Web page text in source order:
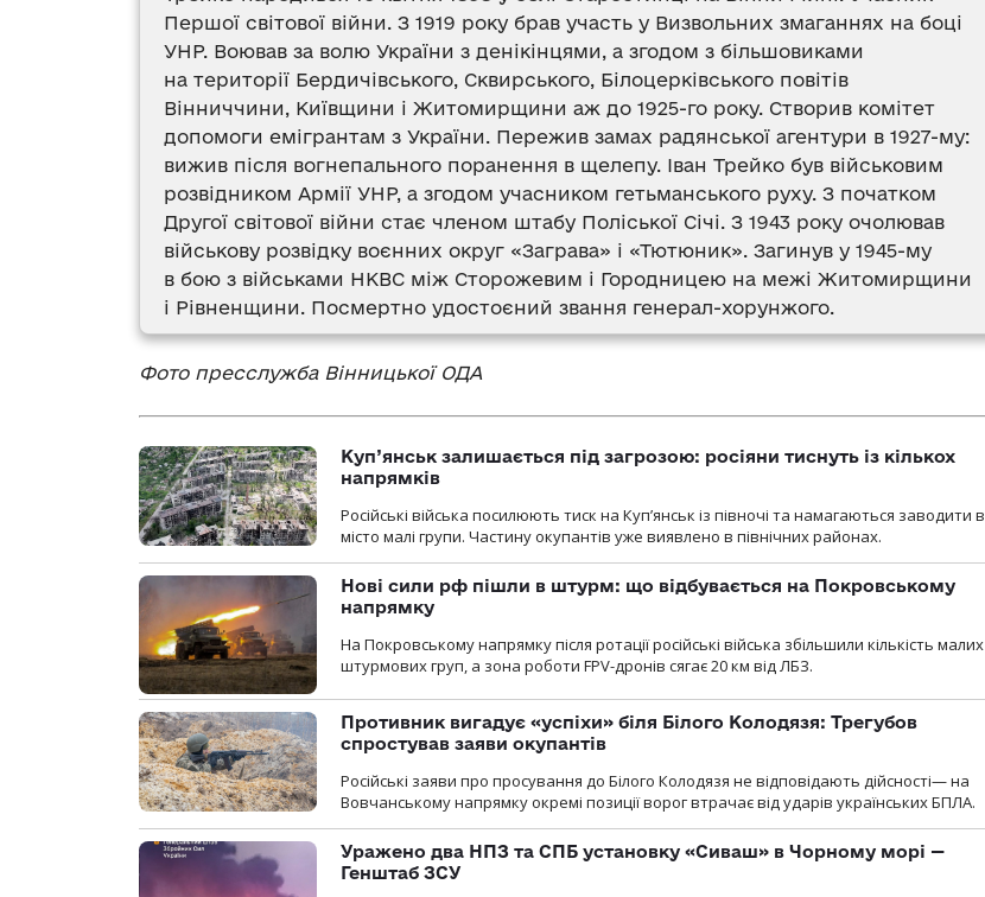
Першої світової війни. З 1919 року брав участь у Визвольних змаганнях на боці
УНР. Воював за волю України з денікінцями, а згодом з більшовиками
на території Бердичівського, Сквирського, Білоцерківського повітів
Вінниччини, Київщини і Житомирщини аж до 1925-го року. Створив комітет
допомоги емігрантам з України. Пережив замах радянської агентури в 1927-му:
вижив після вогнепального поранення в щелепу. Іван Трейко був військовим
розвідником Армії УНР, а згодом учасником гетьманського руху. З початком
Другої світової війни стає членом штабу Поліської Січі. З 1943 року очолював
військову розвідку воєнних округ «Заграва» і «Тютюник». Загинув у 1945-му
в бою з військами НКВС між Сторожевим і Городницею на межі Житомирщини
і Рівненщини. Посмертно удостоєний звання генерал-хорунжого.
Фото пресслужба Вінницької ОДА
Куп’янськ залишається під загрозою: росіяни тиснуть із кількох
напрямків
Російські війська посилюють тиск на Куп’янськ із півночі та намагаються заводити в
місто малі групи. Частину окупантів уже виявлено в північних районах.
Нові сили рф пішли в штурм: що відбувається на Покровському
напрямку
На Покровському напрямку після ротації російські війська збільшили кількість малих
штурмових груп, а зона роботи FPV-дронів сягає 20 км від ЛБЗ.
Противник вигадує «успіхи» біля Білого Колодязя: Трегубов
спростував заяви окупантів
Російські заяви про просування до Білого Колодязя не відповідають дійсності— на
Вовчанському напрямку окремі позиції ворог втрачає від ударів українських БПЛА.
Уражено два НПЗ та СПБ установку «Сиваш» в Чорному морі —
Генштаб ЗСУ